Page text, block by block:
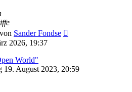
von Sander Fondse
2026, 19:37
World"
19. August 2023, 20:59